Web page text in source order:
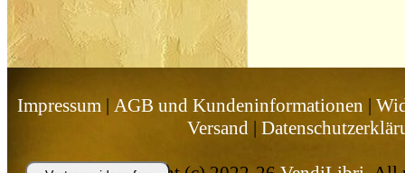
Impressum | AGB und Kundeninformationen |
Versand|